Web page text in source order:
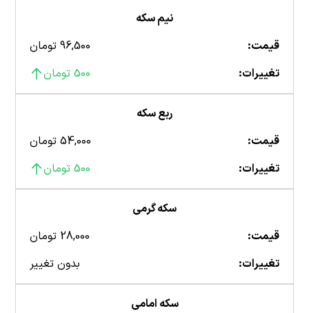
نیم سکه
قیمت:
96,500 تومان
تغییرات:
500 تومان
ربع سکه
قیمت:
54,000 تومان
تغییرات:
500 تومان
سکه گرمی
قیمت:
28,000 تومان
تغییرات:
بدون تغییر
سکه امامی